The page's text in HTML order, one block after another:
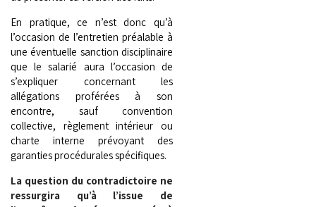
En pratique, ce n’est donc qu’à
l’occasion de l’entretien préalable à
une éventuelle sanction disciplinaire
que le salarié aura l’occasion de
s’expliquer concernant les
allégations proférées à son
encontre, sauf convention
collective, règlement intérieur ou
charte interne prévoyant des
garanties procédurales spécifiques.
La question du contradictoire ne
ressurgira qu’à l’issue de